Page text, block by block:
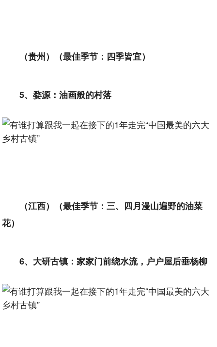
（贵州）（最佳季节：四季皆宜）
5、婺源：油画般的村落
（江西）（最佳季节：三、四月漫山遍野的油菜
花）
6、大研古镇：家家门前绕水流，户户屋后垂杨柳